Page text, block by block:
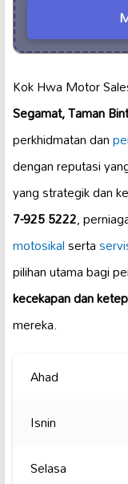
Kok Hwa Motor
Segamat, Taman
perkhidmatan dan
dengan reputasi
yang strategik dan
7-925 5222,
motosikalserta
pilihan utama bagi
kecekapan dan
mereka.
Ahad
Isnin
Selasa